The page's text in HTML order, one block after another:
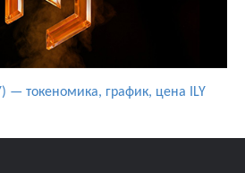
— токеномика, график, цена ILY